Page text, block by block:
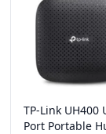
TP-Link UH400
Port Portable